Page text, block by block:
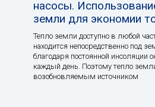
насосы.
земли для экономии
Тепло земли доступно в любой
находится непосредственно под
благодаря постоянной инсоляции
каждый день. Поэтому тепло
возобновляемым источником